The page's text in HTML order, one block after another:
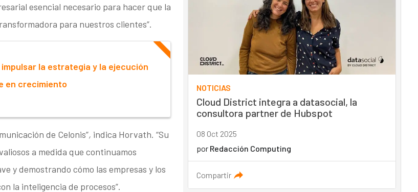
esencial necesario para hacer que la
para nuestros clientes”.
la estrategia y la ejecución
en crecimiento
de Celonis”, indica Horvath. “Su
a medida que continuamos
y demostrando cómo las empresas y los
la inteligencia de procesos”.
NOTICIAS
Cloud District integra a datasocial, la
consultora partner de Hubspot
08 Oct 2025
por Redacción Computing
Compartir